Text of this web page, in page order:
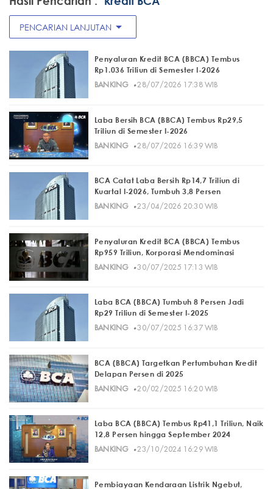
PENCARIAN LANJUTAN arrow_drop_down
Penyaluran Kredit BCA (BBCA) Tembus
Rp1.036 Triliun di Semester I-2026
BANKING· 28/07/2026 17:38 WIB
Laba Bersih BCA (BBCA) Tembus Rp29,5
Triliun di Semester I-2026
BANKING· 28/07/2026 16:39 WIB
BCA Catat Laba Bersih Rp14,7 Triliun di
Kuartal I-2026, Tumbuh 3,8 Persen
BANKING· 23/04/2026 20:30 WIB
Penyaluran Kredit BCA (BBCA) Tembus
Rp959 Triliun, Korporasi Mendominasi
BANKING· 30/07/2025 17:13 WIB
Laba BCA (BBCA) Tumbuh 8 Persen Jadi
Rp29 Triliun di Semester I-2025
BANKING· 30/07/2025 16:37 WIB
BCA (BBCA) Targetkan Pertumbuhan Kredit
Delapan Persen di 2025
BANKING· 20/02/2025 16:20 WIB
Laba BCA (BBCA) Tembus Rp41,1 Triliun, Naik
12,8 Persen hingga September 2024
BANKING· 23/10/2024 16:29 WIB
Pembiayaan Kendaraan Listrik Ngebut,